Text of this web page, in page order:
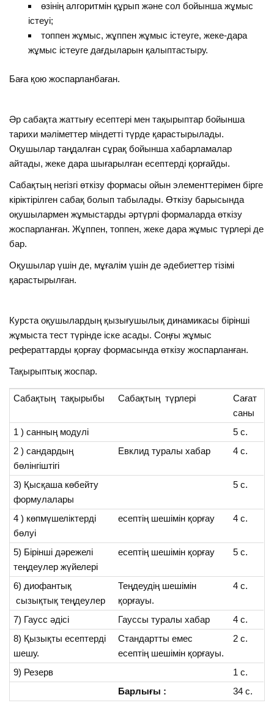
өзінің алгоритмін құрып және сол бойынша жұмыс
iстеуі;
топпен жұмыс, жұппен жұмыс iстеуге, жеке-дара
жұмыс iстеуге дағдыларын қалыптастыру.
Баға қою жоспарланбаған.
Әр сабақта жаттығу есептері мен тақырыптар бойынша
тарихи мәліметтер міндетті түрде қарастырылады.
Оқушылар таңдалған сұрақ бойынша хабарламалар
айтады, жеке дара шығарылған есептерді қорғайды.
Сабақтың негiзгi өткiзу формасы ойын элементтерiмен бірге
кіріктірілген сабақ болып табылады. Өткізу барысында
оқушылармен жұмыстарды әртүрлі формаларда өткiзу
жоспарланған. Жұппен, топпен, жеке дара жұмыс түрлері де
бар.
Оқушылар үшiн де, мұғалiм үшiн де әдебиеттер тізімі
қарастырылған.
Курста оқушылардың қызығушылық динамикасы бiрiншi
жұмыста тест түрiнде iске асады. Соңғы жұмыс
рефераттарды қорғау формасында өткiзу жоспарланған.
Тақырыптық жоспар.
Сабақтың тақырыбы Сабақтың түрлерi
Сағат
саны
1 ) санның модулі
5 с.
2 ) сандардың
бөлiнгiштiгi
Евклид туралы хабар 4 с.
3) Қысқаша көбейту
формулалары
5 с.
4 ) көпмүшелiктердi
бөлуi
есептiң шешiмiн қорғау 4 с.
5) Бiрiншi дәрежелі
теңдеулер жүйелерi
есептiң шешiмiн қорғау 5 с.
6) диофантық
сызықтық теңдеулер
Теңдеудiң шешiмiн
қорғауы.
4 с.
7) Гаусс әдісі Гауссы туралы хабар
4 с.
8) Қызықты есептердi
шешу.
Стандартты емес
есептiң шешiмiн қорғауы.
2 с.
9) Резерв
1 с.
Барлығы : 34 с.